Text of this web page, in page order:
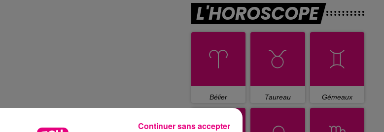
L'HOROSCOPE
Bélier Taureau Gémeaux
Continuer sans accepter